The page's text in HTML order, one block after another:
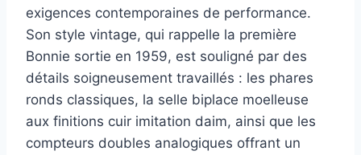
exigences contemporaines de performance.
Son style vintage, qui rappelle la première
Bonnie sortie en 1959, est souligné par des
détails soigneusement travaillés : les phares
ronds classiques, la selle biplace moelleuse
aux finitions cuir imitation daim, ainsi que les
compteurs doubles analogiques offrant un